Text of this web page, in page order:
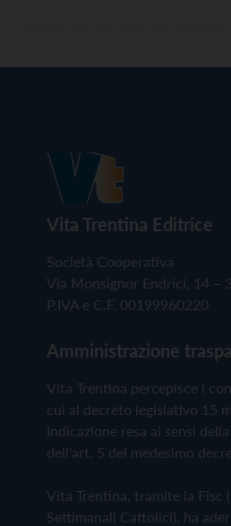
Vita Trentina Editrice
Società Cooperativa
Via Monsignor Endrici, 14 –
P.IVA e C.F. 00199960220
Amministrazione
Vita Trentina percepisce i
cui al decreto legislativo 15
Indicazione resa ai sensi
dell'art. 5 del medesimo
Vita Trentina, tramite la Fisc
Settimanali Cattolici), ha